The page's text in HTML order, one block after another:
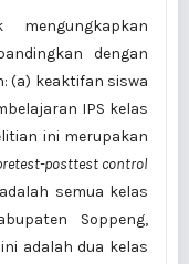
dengan
(a) keaktifan siswa
IPS kelas
ini merupakan
posttest control
semua kelas
Soppeng,
adalah dua kelas